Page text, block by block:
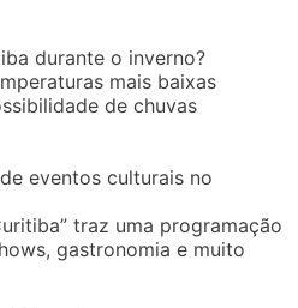
durante o inverno?
mais baixas
de chuvas
eventos culturais no
traz uma programação
gastronomia e muito